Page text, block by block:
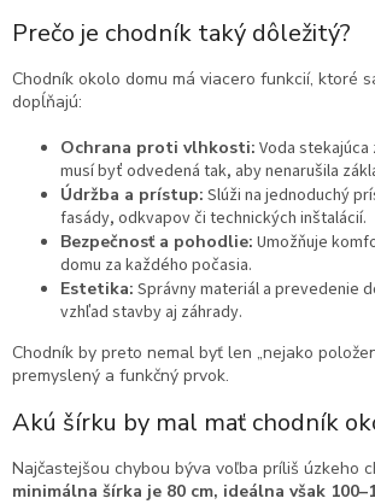
Prečo je chodník taký dôležitý?
Chodník okolo domu má viacero funkcií, ktoré
dopĺňajú:
Ochrana proti vlhkosti: Voda
musí byť odvedená tak, aby nenarušila
Údržba a prístup: Slúži na jednoduchý
fasády, odkvapov či technických inštalácií.
Bezpečnosť a pohodlie: Umožňuje
domu za každého počasia.
Estetika: Správny materiál a prevedenie
vzhľad stavby aj záhrady.
Chodník by preto nemal byť len „nejako
premyslený a funkčný prvok.
Akú šírku by mal mať chodník
Najčastejšou chybou býva voľba príliš úzkeho
minimálna šírka je 80 cm, ideálna však